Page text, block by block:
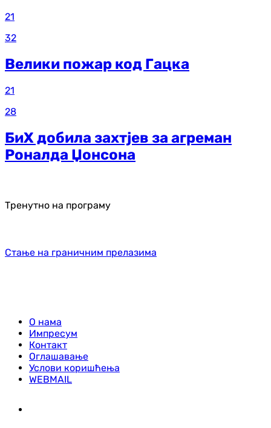
21
32
Велики пожар код Гацка
21
28
БиХ добила захтјев за агреман
Роналда Џонсона
Тренутно на програму
Стање на граничним прелазима
О нама
Импресум
Контакт
Оглашавање
Услови коришћења
WEBMAIL